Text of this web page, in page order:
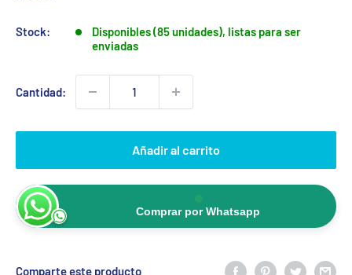
Stock:
Disponibles (85 unidades), listas para ser
enviadas
Cantidad:
Añadir al carrito
Comprar por Whatsapp
Comparte este producto